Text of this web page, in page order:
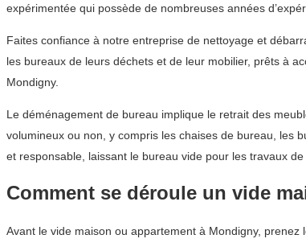
expérimentée qui possède de nombreuses années
Faites confiance à notre entreprise de nettoyage et
les bureaux de leurs déchets et de leur mobilier, prêts à
Mondigny.
Le déménagement de bureau implique le retrait des
volumineux ou non, y compris les chaises de bureau, les
et responsable, laissant le bureau vide pour les travaux
Comment se déroule un vide
Avant le vide maison ou appartement à Mondigny,